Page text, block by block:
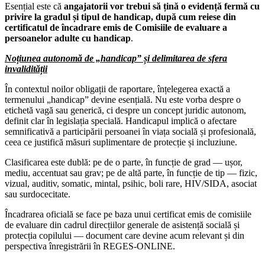
Esențial este că angajatorii vor trebui să țină o evidență fermă cu
privire la gradul și tipul de handicap, după cum reiese din
certificatul de încadrare emis de Comisiile de evaluare a
persoanelor adulte cu handicap.
Noțiunea autonomă de „handicap” și delimitarea de sfera
invalidității
În contextul noilor obligații de raportare, înțelegerea exactă a
termenului „handicap” devine esențială. Nu este vorba despre o
etichetă vagă sau generică, ci despre un concept juridic autonom,
definit clar în legislația specială. Handicapul implică o afectare
semnificativă a participării persoanei în viața socială și profesională,
ceea ce justifică măsuri suplimentare de protecție și incluziune.
Clasificarea este dublă: pe de o parte, în funcție de grad — ușor,
mediu, accentuat sau grav; pe de altă parte, în funcție de tip — fizic,
vizual, auditiv, somatic, mintal, psihic, boli rare, HIV/SIDA, asociat
sau surdocecitate.
Încadrarea oficială se face pe baza unui certificat emis de comisiile
de evaluare din cadrul direcțiilor generale de asistență socială și
protecția copilului — document care devine acum relevant și din
perspectiva înregistrării în REGES-ONLINE.